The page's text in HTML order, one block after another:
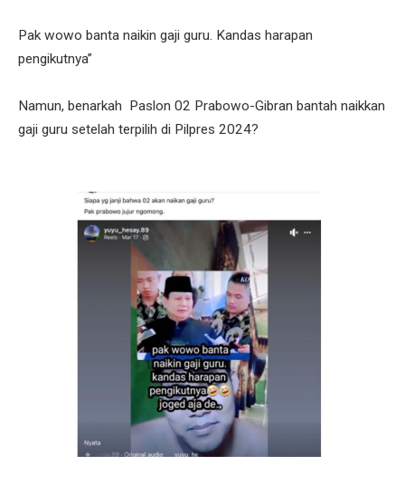
Pak wowo banta naikin gaji guru. Kandas harapan
pengikutnya”
Namun, benarkah Paslon 02 Prabowo-Gibran bantah naikkan
gaji guru setelah terpilih di Pilpres 2024?